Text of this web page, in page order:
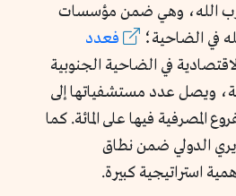
الله، وهي ضمن مؤسسات
في الضاحية؛
فعدد
في الضاحية الجنوبية
مؤسسة، ويصل عدد مستشفياتها إلى
المصرفية فيها على المائة. كما
الدولي ضمن نطاق
استراتيجية كبيرة.